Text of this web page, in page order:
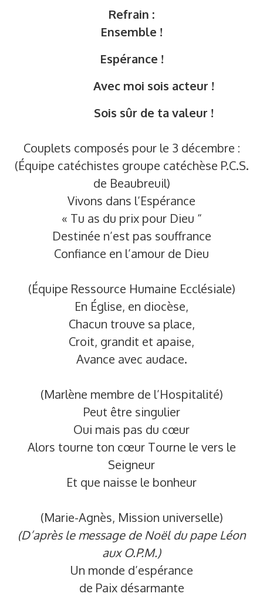
Refrain :
Ensemble !
Espérance !
Avec moi sois acteur !
Sois sûr de ta valeur !
Couplets composés pour le 3 décembre :
(Équipe catéchistes groupe catéchèse P.C.S.
de Beaubreuil)
Vivons dans l’Espérance
« Tu as du prix pour Dieu “
Destinée n’est pas souffrance
Confiance en l’amour de Dieu
(Équipe Ressource Humaine Ecclésiale)
En Église, en diocèse,
Chacun trouve sa place,
Croit, grandit et apaise,
Avance avec audace.
(Marlène membre de l’Hospitalité)
Peut être singulier
Oui mais pas du cœur
Alors tourne ton cœur Tourne le vers le
Seigneur
Et que naisse le bonheur
(Marie-Agnès, Mission universelle)
(D’après le message de Noël du pape Léon
aux O.P.M.)
Un monde d’espérance
de Paix désarmante